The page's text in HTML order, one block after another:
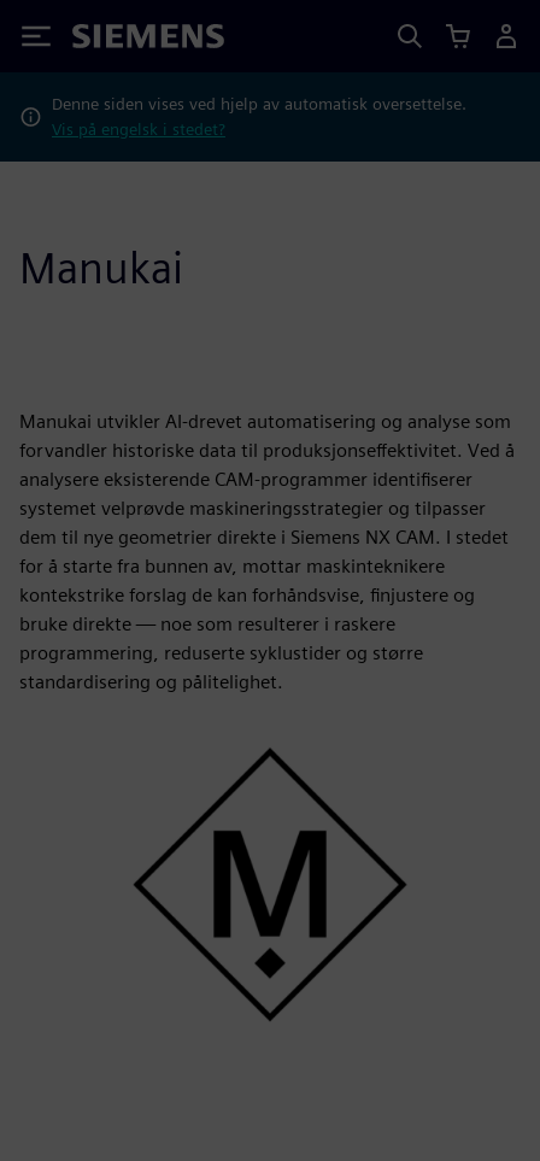
Siemens
Denne siden vises ved hjelp av automatisk oversettelse.
Vis på engelsk i stedet?
Manukai
Manukai utvikler AI-drevet automatisering og analyse som
forvandler historiske data til produksjonseffektivitet. Ved å
analysere eksisterende CAM-programmer identifiserer
systemet velprøvde maskineringsstrategier og tilpasser
dem til nye geometrier direkte i Siemens NX CAM. I stedet
for å starte fra bunnen av, mottar maskinteknikere
kontekstrike forslag de kan forhåndsvise, finjustere og
bruke direkte — noe som resulterer i raskere
programmering, reduserte syklustider og større
standardisering og pålitelighet.